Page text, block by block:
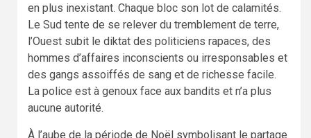
en plus inexistant. Chaque bloc son lot de calamités.
Le Sud tente de se relever du tremblement de terre,
l’Ouest subit le diktat des politiciens rapaces, des
hommes d’affaires inconscients ou irresponsables et
des gangs assoiffés de sang et de richesse facile.
La police est à genoux face aux bandits et n’a plus
aucune autorité.
À l’aube de la période de Noël symbolisant le partage